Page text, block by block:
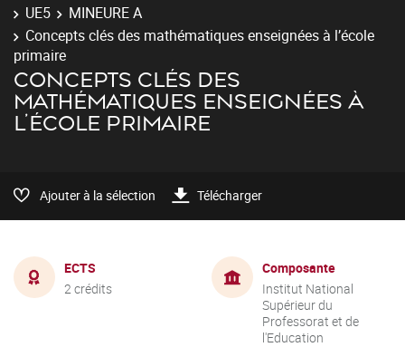
UE5
MINEURE A
Concepts clés des mathématiques enseignées à l’école
primaire
CONCEPTS CLÉS DES
MATHÉMATIQUES ENSEIGNÉES À
L’ÉCOLE PRIMAIRE
Ajouter à la sélection Télécharger
ECTS
2 crédits
Composante
Institut National
Supérieur du
Professorat et de
l'Education